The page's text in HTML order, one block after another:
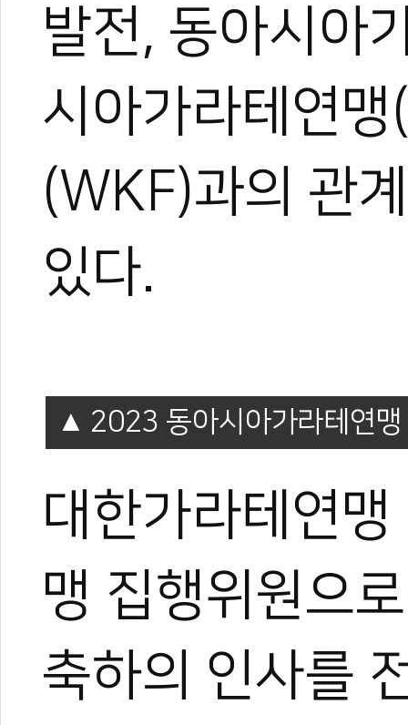
발전, 동아시아
시아가라테연
(WKF)과의 관
있다.
2023 동아시아가라테연
대한가라테연
맹 집행위원으
축하의 인사를
권석무 기자
무카스미디어 MMA, 주짓
브라질리언 주짓수, MMA,
사람 몸을 공부하기 위해
무예 고문헌 수집 및 번역